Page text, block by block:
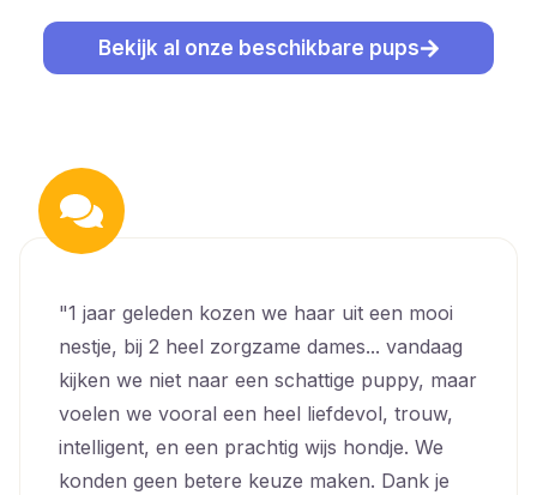
Bekijk al onze beschikbare pups
"1 jaar geleden kozen we haar uit een mooi
nestje, bij 2 heel zorgzame dames... vandaag
kijken we niet naar een schattige puppy, maar
voelen we vooral een heel liefdevol, trouw,
intelligent, en een prachtig wijs hondje. We
konden geen betere keuze maken. Dank je